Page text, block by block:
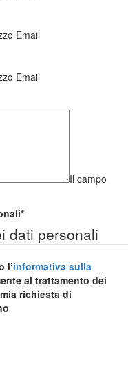
Email
Email
Il campo
*
dati personali
l’informativa sulla
al trattamento dei
richiesta di